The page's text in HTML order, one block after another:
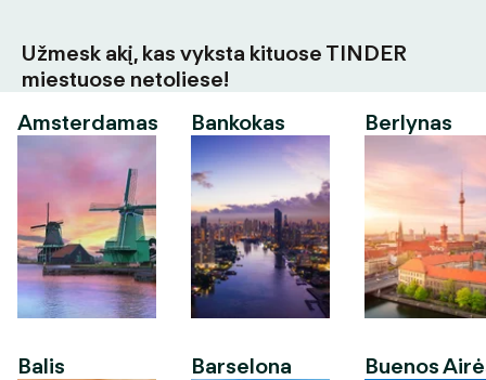
Užmesk akį, kas vyksta kituose TINDER
miestuose netoliese!
Amsterdamas
Balis
Bankokas
Barselona
Berlynas
Buenos